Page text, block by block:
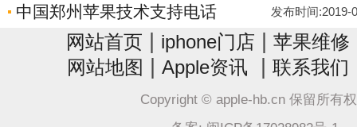
中国郑州苹果技术支持电话 发布时间:2019-
网站首页 iphone门店 苹果维修
网站地图 Apple资讯 联系我们
Copyright © apple-hb.cn 保留所有